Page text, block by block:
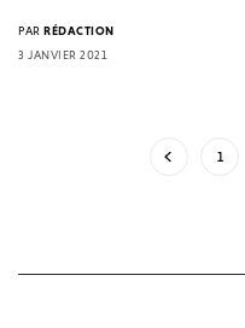
PAR RÉDACTION
3 JANVIER 2021
1